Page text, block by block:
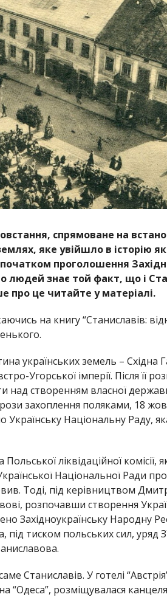
спрямоване на
яке увійшло в історію як
проголошення
людей знає той факт, що і
про це читайте у матеріалі.
на книгу “Станиславів:
українських земель – Східна
Угорської імперії. Після її
над створенням власної
захоплення поляками, 18
Національну Раду,
ліквідаційної комісії,
Національної Ради
Тоді, під керівництвом
розпочавши створення
Західноукраїнську Народну
під тиском польських сил,
Станиславів. У готелі
“Одеса”, розміщувалася